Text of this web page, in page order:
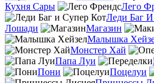
Кухня Сары
Лего
Леди Баг
Лошади
Магазин
Малышка
Монстер Хай
Папа Луи
Пони
Поцелуи